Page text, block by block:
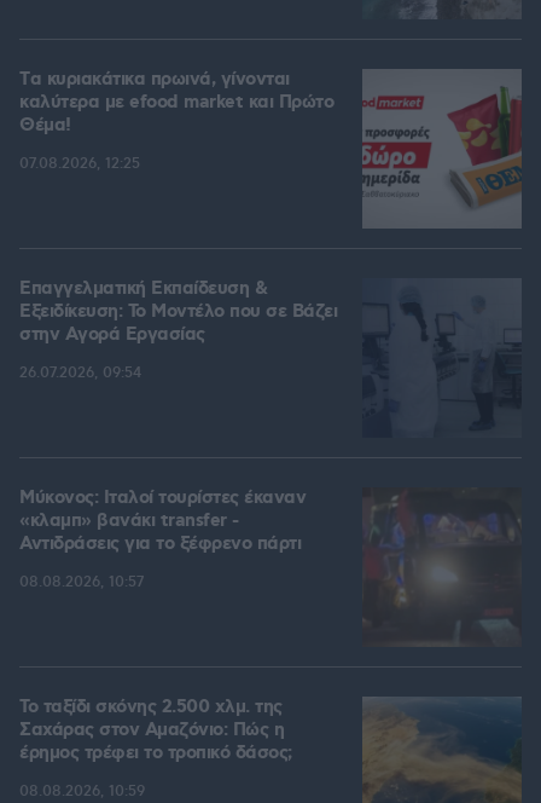
Tα κυριακάτικα πρωινά, γίνονται
καλύτερα με efood market και Πρώτο
Θέμα!
07.08.2026, 12:25
Επαγγελματική Εκπαίδευση &
Εξειδίκευση: Το Mοντέλο που σε Bάζει
στην Aγορά Eργασίας
26.07.2026, 09:54
Μύκονος: Ιταλοί τουρίστες έκαναν
«κλαμπ» βανάκι transfer -
Αντιδράσεις για το ξέφρενο πάρτι
08.08.2026, 10:57
Το ταξίδι σκόνης 2.500 χλμ. της
Σαχάρας στον Αμαζόνιο: Πώς η
έρημος τρέφει το τροπικό δάσος;
08.08.2026, 10:59